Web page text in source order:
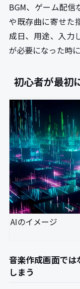
BGM、ゲーム配信
や既存曲に寄せた
成日、用途、入力
が必要になった時
初心者が最初
AIのイメージ
音楽作成画面では
しまう